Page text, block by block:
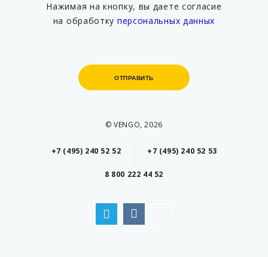
Нажимая на кнопку, вы даете согласие
на обработку персональных данных
ОТПРАВИТЬ
ОТПРАВИТЬ
© VENGO, 2026
+7 (495) 240 52 52 +7 (495) 240 52 53
8 800 222 44 52